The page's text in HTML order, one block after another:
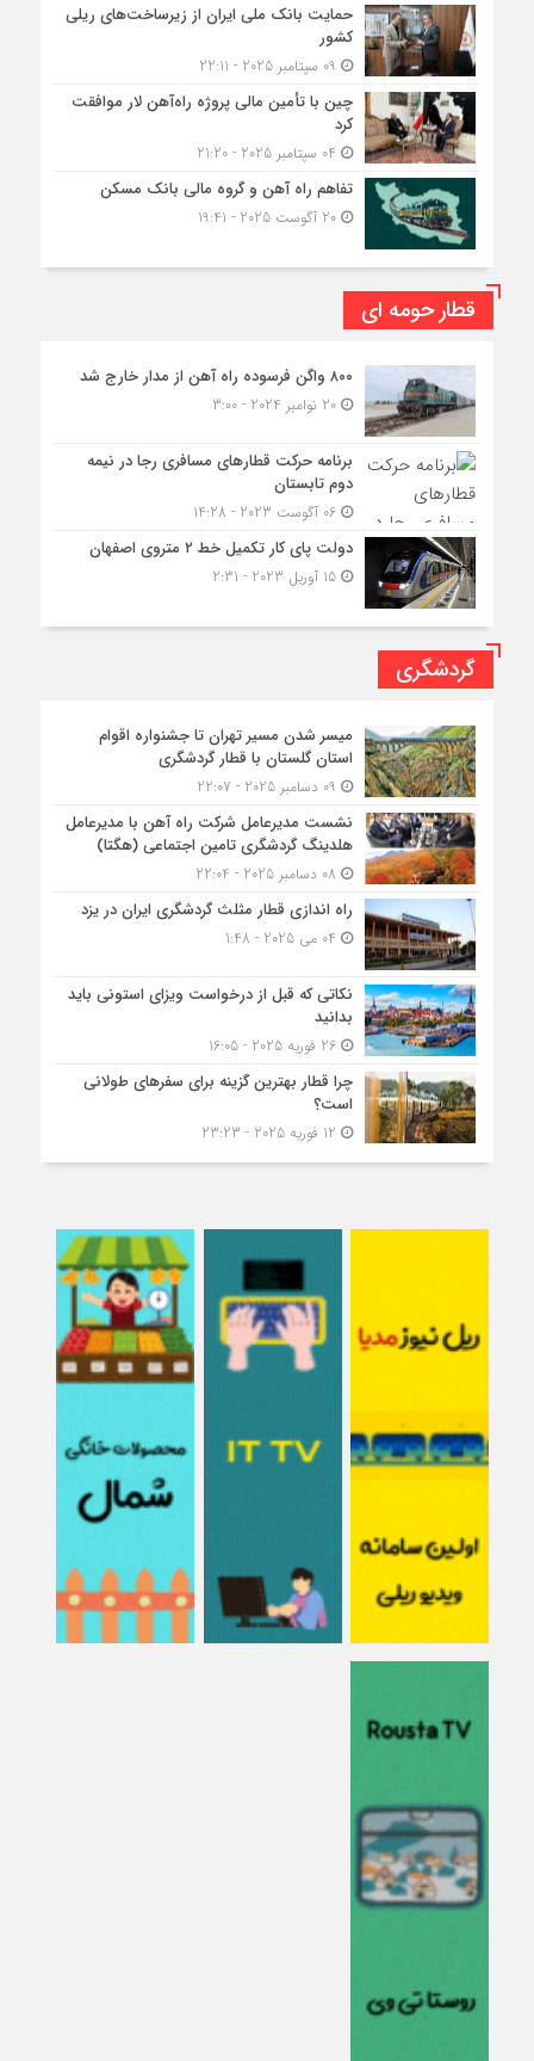
حمایت بانک ملی ایران از زیرساخت‌های ریلی
کشور
چین با تأمین مالی پروژه راه‌آهن لار موافقت
کرد
تفاهم راه آهن و گروه مالی بانک مسکن
20 آگوست 2025 - 19:41
قطار حومه ای
۸۰۰ واگن فرسوده راه آهن از مدار خارج شد
20 نوامبر 2024 - 3:00
برنامه حرکت قطارهای مسافری رجا در نیمه
دوم تابستان
06 آگوست 2023 - 14:28
دولت پای کار تکمیل خط ۲ متروی اصفهان
15 آوریل 2023 - 2:31
گردشگری
میسر شدن مسیر تهران تا جشنواره اقوام
استان گلستان با قطار گردشگری
نشست مدیرعامل شرکت راه آهن با مدیرعامل
هلدینگ گردشگری تامین اجتماعی (هگتا)
راه اندازی قطار مثلث گردشگری ایران در یزد
نکاتی که قبل از درخواست ویزای استونی باید
بدانید
26 فوریه 2025 - 16:05
چرا قطار بهترین گزینه برای سفرهای طولانی
است؟